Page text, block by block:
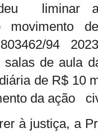
liminar
movimento
94
salas de aula
de R$ 10
da ação
à justiça, a